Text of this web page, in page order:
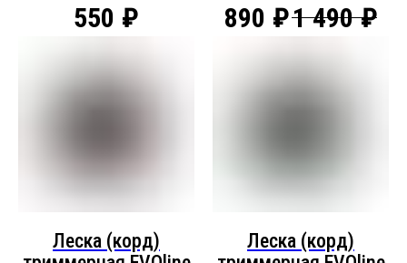
550 ₽ 890 ₽1 490 ₽
Леска (корд)
Леска (корд)